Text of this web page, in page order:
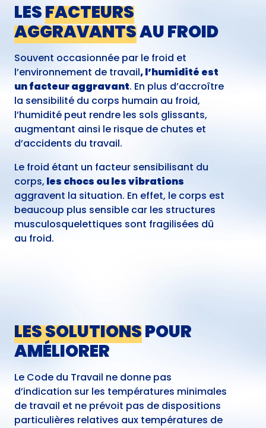
LESFACTEURS
AGGRAVANTSAU FROID
Souvent occasionnée par le froid et
l’environnement de travail, l’humidité est
un facteur aggravant. En plus d’accroître
la sensibilité du corps humain au froid,
l’humidité peut rendre les sols glissants,
augmentant ainsi le risque de chutes et
d’accidents du travail.
Le froid étant un facteur sensibilisant du
corps, les chocs ou les vibrations
aggravent la situation. En effet, le corps est
beaucoup plus sensible car les structures
musculosquelettiques sont fragilisées dû
au froid.
LES SOLUTIONSPOUR
AMÉLIORER
Le Code du Travail ne donne pas
d’indication sur les températures minimales
de travail et ne prévoit pas de dispositions
particulières relatives aux températures de